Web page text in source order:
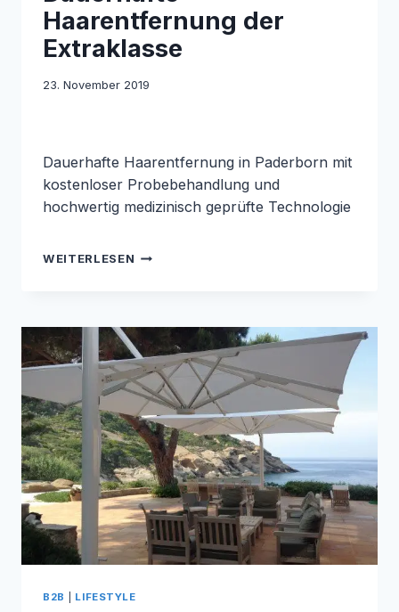
Haarentfernung der
Extraklasse
23. November 2019
Dauerhafte Haarentfernung in Paderborn mit
kostenloser Probebehandlung und
hochwertig medizinisch geprüfte Technologie
WEITERLESEN DAUERHAFTE
EXTRAKLASSE
B2B LIFESTYLE